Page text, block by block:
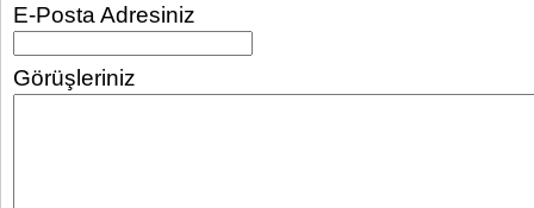
E-Posta Adresiniz
Görüşleriniz